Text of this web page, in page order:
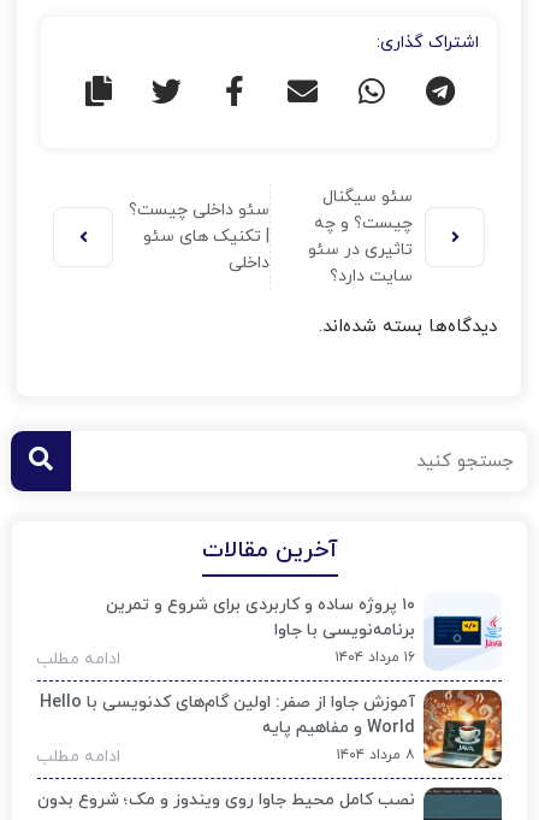
آخرین مقالات
۱۰ پروژه ساده و کاربردی برای شروع و تمرین
برنامه‌نویسی با جاوا
۱۶ مرداد ۱۴۰۴
ادامه مطلب
آموزش جاوا از صفر: اولین گام‌های کدنویسی با Hello
World و مفاهیم پایه
۸ مرداد ۱۴۰۴
ادامه مطلب
نصب کامل محیط جاوا روی ویندوز و مک؛ شروع بدون
اشتراک گذاری:
سئو سیگنال
چیست؟ و چه
تاثیری در سئو
سایت دارد؟
سئو داخلی چیست؟
| تکنیک های سئو
داخلی
دیدگاه‌ها بسته شده‌اند.